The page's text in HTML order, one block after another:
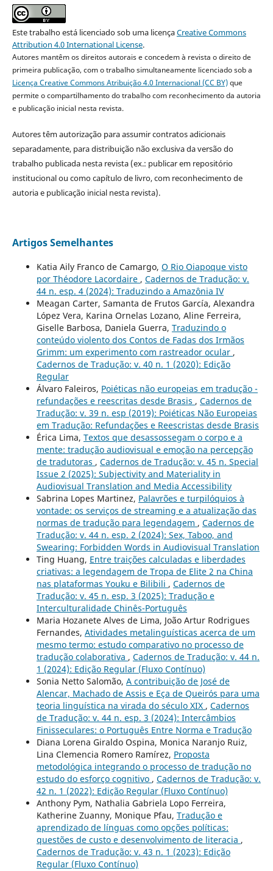
Este trabalho está licenciado sob uma licençaCreative Commons
Attribution 4.0 International License.
Autores mantêm os direitos autorais e concedem à revista o direito de
primeira publicação, com o trabalho simultaneamente licenciado sob a
Licença Creative Commons Atribuição 4.0 Internacional (CC BY)que
permite o compartilhamento do trabalho com reconhecimento da autoria
e publicação inicial nesta revista.
Autores têm autorização para assumir contratos adicionais
separadamente, para distribuição não exclusiva da versão do
trabalho publicada nesta revista (ex.: publicar em repositório
institucional ou como capítulo de livro, com reconhecimento de
autoria e publicação inicial nesta revista).
Artigos Semelhantes
Katia Aily Franco de Camargo, O Rio Oiapoque visto
por Théodore Lacordaire , Cadernos de Tradução: v.
44 n. esp. 4 (2024): Traduzindo a Amazônia IV
Meagan Carter, Samanta de Frutos García, Alexandra
López Vera, Karina Ornelas Lozano, Aline Ferreira,
Giselle Barbosa, Daniela Guerra, Traduzindo o
conteúdo violento dos Contos de Fadas dos Irmãos
Grimm: um experimento com rastreador ocular ,
Cadernos de Tradução: v. 40 n. 1 (2020): Edição
Regular
Álvaro Faleiros, Poiéticas não europeias em tradução -
refundações e reescritas desde Brasis , Cadernos de
Tradução: v. 39 n. esp (2019): Poiéticas Não Europeias
em Tradução: Refundações e Reescristas desde Brasis
Érica Lima, Textos que desassossegam o corpo e a
mente: tradução audiovisual e emoção na percepção
de tradutoras , Cadernos de Tradução: v. 45 n. Special
Issue 2 (2025): Subjectivity and Materiality in
Audiovisual Translation and Media Accessibility
Sabrina Lopes Martinez, Palavrões e turpilóquios à
vontade: os serviços de streaming e a atualização das
normas de tradução para legendagem , Cadernos de
Tradução: v. 44 n. esp. 2 (2024): Sex, Taboo, and
Swearing: Forbidden Words in Audiovisual Translation
Ting Huang, Entre traições calculadas e liberdades
criativas: a legendagem de Tropa de Elite 2 na China
nas plataformas Youku e Bilibili , Cadernos de
Tradução: v. 45 n. esp. 3 (2025): Tradução e
Interculturalidade Chinês-Português
Maria Hozanete Alves de Lima, João Artur Rodrigues
Fernandes, Atividades metalinguísticas acerca de um
mesmo termo: estudo comparativo no processo de
tradução colaborativa , Cadernos de Tradução: v. 44 n.
1 (2024): Edição Regular (Fluxo Contínuo)
Sonia Netto Salomão, A contribuição de José de
Alencar, Machado de Assis e Eça de Queirós para uma
teoria linguística na virada do século XIX , Cadernos
de Tradução: v. 44 n. esp. 3 (2024): Intercâmbios
Finisseculares: o Português Entre Norma e Tradução
Diana Lorena Giraldo Ospina, Monica Naranjo Ruiz,
Lina Clemencia Romero Ramírez, Proposta
metodológica integrando o processo de tradução no
estudo do esforço cognitivo , Cadernos de Tradução: v.
42 n. 1 (2022): Edição Regular (Fluxo Contínuo)
Anthony Pym, Nathalia Gabriela Lopo Ferreira,
Katherine Zuanny, Monique Pfau, Tradução e
aprendizado de línguas como opções políticas:
questões de custo e desenvolvimento de literacia ,
Cadernos de Tradução: v. 43 n. 1 (2023): Edição
Regular (Fluxo Contínuo)